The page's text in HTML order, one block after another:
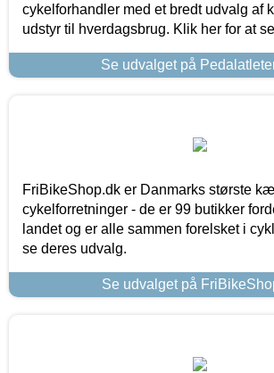
cykelforhandler med et bredt udvalg af
udstyr til hverdagsbrug. Klik her for at
Se udvalget på
FriBikeShop.dk er Danmarks største
cykelforretninger - de er 99 butikker
landet og er alle sammen forelsket i
se deres udvalg.
Se udvalget på